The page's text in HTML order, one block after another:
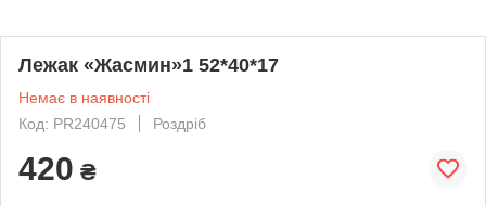
Лежак «Жасмин»1 52*40*17
Немає в наявності
Код: PR240475
Роздріб
420 ₴